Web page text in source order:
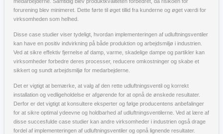
forurening blev minimeret. Dette førte til øget tillid fra kunderne og øget værdi for
virksomheden som helhed.
Disse case studier viser tydeligt, hvordan implementeringen af udluftningsventiler
kan have en positiv indvirkning på både produktion og arbejdsmiljø i industrien.
Ved at sikre effektiv fjernelse af damp, varme, skadelige dampe og partikler kan
virksomheder forbedre deres processer, reducere omkostninger og skabe et
sikkert og sundt arbejdsmiljø for medarbejderne.
Det er vigtigt at bemærke, at valg af den rette udluftningsventil og korrekt
installation og vedligeholdelse er afgørende for at opnå de ønskede resultater.
Derfor er det vigtigt at konsultere eksperter og følge producentens anbefalinger
for at sikre optimal ydeevne og holdbarhed af udluftningsventilerne. Ved at lære af
disse succesfulde case studier kan andre virksomheder i industrien også drage
fordel af implementeringen af udluftningsventiler og opnå lignende resultater.